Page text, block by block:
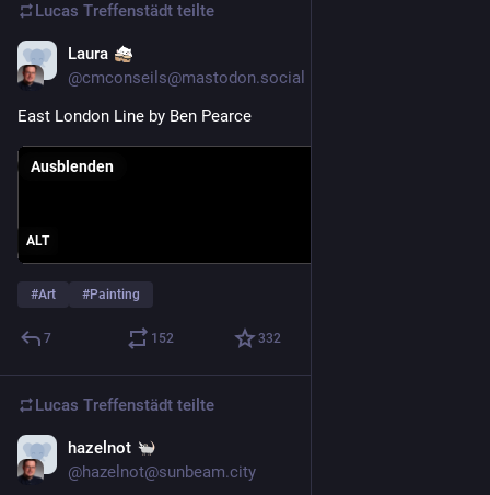
Lucas Treffenstädt teilte
Laura
@cmconseils@mastodon.social
East London Line by Ben Pearce
ALT
Ausblenden
#Art #Painting
7 152 332
Lucas Treffenstädt teilte
hazelnot
@hazelnot@sunbeam.city